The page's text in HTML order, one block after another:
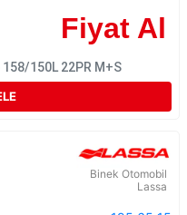
Fiyat Al
158/150L 22PR M+S
Binek Otomobil
Lassa